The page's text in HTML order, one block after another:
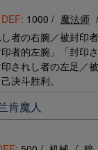
DEF: 1000 / 魔法师 /
者の右腕／被封印
者的左腕」「封印
されし者の左足／
决斗胜利。
肯魔人